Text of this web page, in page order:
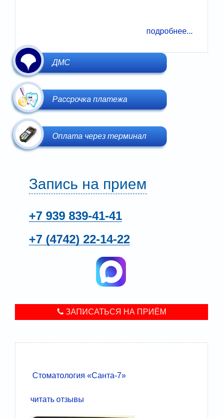
подробнее...
ДМС
Рассрочка платежа
Оплата через терминал
Запись на прием
+7 939 839-41-41
+7 (4742) 22-14-22
ЗАПИСАТЬСЯ НА ПРИЁМ
Стоматология «Санта-7»
читать отзывы